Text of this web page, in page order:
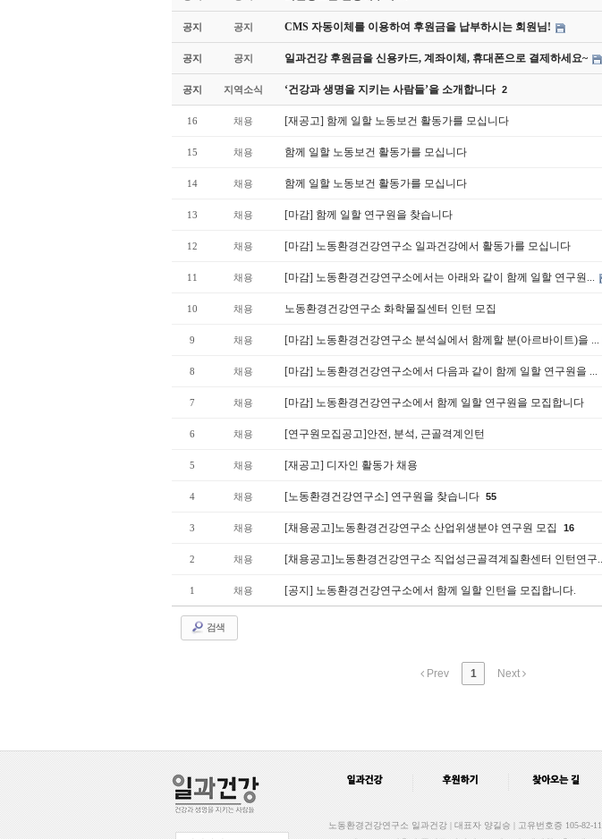
공지 공지 CMS 자동이체를 이용하여 후원금을 납부하시는 회원님!
공지 공지 일과건강 후원금을 신용카드, 계좌이체, 휴대폰으로 결제하세요~
공지 지역소식 ‘건강과 생명을 지키는 사람들’을 소개합니다 2
16 채용 [재공고] 함께 일할 노동보건 활동가를 모십니다
15 채용 함께 일할 노동보건 활동가를 모십니다
14 채용 함께 일할 노동보건 활동가를 모십니다
13 채용 [마감] 함께 일할 연구원을 찾습니다
12 채용 [마감] 노동환경건강연구소 일과건강에서 활동가를 모십니다
11 채용 [마감] 노동환경건강연구소에서는 아래와 같이 함께 일할 연구원...
10 채용 노동환경건강연구소 화학물질센터 인턴 모집
9 채용 [마감] 노동환경건강연구소 분석실에서 함께할 분(아르바이트)을 ...
8 채용 [마감] 노동환경건강연구소에서 다음과 같이 함께 일할 연구원을 ...
7 채용 [마감] 노동환경건강연구소에서 함께 일할 연구원을 모집합니다
6 채용 [연구원모집공고]안전, 분석, 근골격계인턴
5 채용 [재공고] 디자인 활동가 채용
4 채용 [노동환경건강연구소] 연구원을 찾습니다 55
3 채용 [채용공고]노동환경건강연구소 산업위생분야 연구원 모집 16
2 채용 [채용공고]노동환경건강연구소 직업성근골격계질환센터 인턴연구
1 채용 [공지] 노동환경건강연구소에서 함께 일할 인턴을 모집합니다.
검색
Prev 1 Next
노동환경건강연구소 일과건강 | 대표자 양길승 | 고유번호증 105-82-